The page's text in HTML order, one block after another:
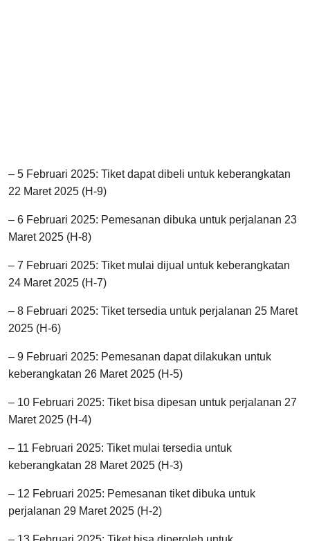
– 5 Februari 2025: Tiket dapat dibeli untuk keberangkatan
22 Maret 2025 (H-9)
– 6 Februari 2025: Pemesanan dibuka untuk perjalanan 23
Maret 2025 (H-8)
– 7 Februari 2025: Tiket mulai dijual untuk keberangkatan
24 Maret 2025 (H-7)
– 8 Februari 2025: Tiket tersedia untuk perjalanan 25 Maret
2025 (H-6)
– 9 Februari 2025: Pemesanan dapat dilakukan untuk
keberangkatan 26 Maret 2025 (H-5)
– 10 Februari 2025: Tiket bisa dipesan untuk perjalanan 27
Maret 2025 (H-4)
– 11 Februari 2025: Tiket mulai tersedia untuk
keberangkatan 28 Maret 2025 (H-3)
– 12 Februari 2025: Pemesanan tiket dibuka untuk
perjalanan 29 Maret 2025 (H-2)